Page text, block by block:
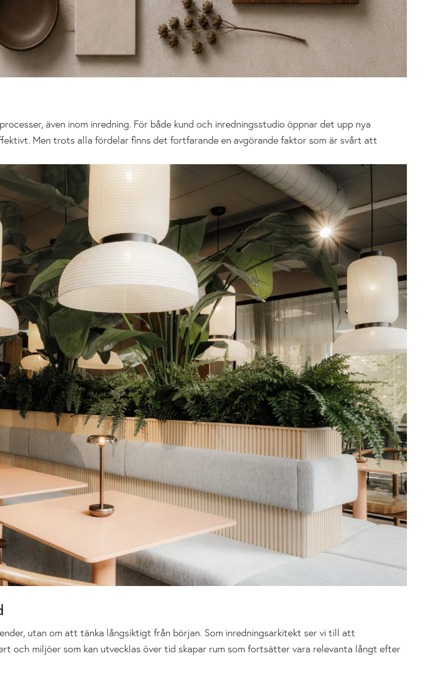
även inom inredning. För både kund och inredningsstudio öppnar det upp nya
Men trots alla fördelar finns det fortfarande en avgörande faktor som är svårt att
utan om att tänka långsiktigt från början. Som inredningsarkitekt ser vi till att
och miljöer som kan utvecklas över tid skapar rum som fortsätter vara relevanta långt efter